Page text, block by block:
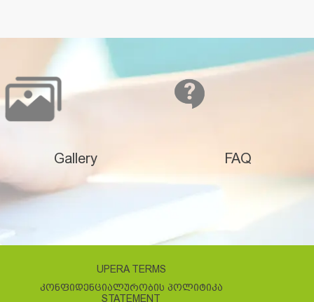
Gallery FAQ
UPERA TERMS
ᲙᲝᲜᲤᲘᲓᲔᲜᲪᲘᲐᲚᲣᲠᲝᲑᲘᲡ ᲞᲝᲚᲘᲢᲘᲙᲐ
STATEMENT